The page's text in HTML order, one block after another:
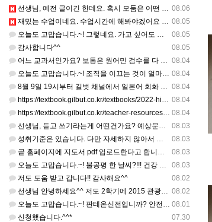
08.06
선생님, 예전 글이긴 한데요. 혹시 모둠은 어떤 식으로 구성하셨을까요? 진단평가를 보시고 모둠장(도우미학생)…
08.05
재밌는 수업이네요. 수업시간에 해봐야겠어요 감사합니다
08.05
오늘도 고맙습니다.~! 그렇네요. 가고 싶어도 다른 사람에게 민폐는 안되는 것... 감사해요. ^^
08.05
감사합니다^^
08.04
어느 교과서인가요? 보통은 원어민 검수를 다 할 것 같은데...
08.04
오늘도 고맙습니다.~! 조직을 이끄는 것이 얼마나 어려운 일일까요? 우선 봉사하는 마음이 필요!!! 감사해요…
08.04
8월 9일 19시부터 길벗 채널에서 일본어 회화 관련 연수를 저작 직강으로 한다고 합니다. 많이 도움이 되실…
08.04
https://textbook.gilbut.co.kr/textbooks/2022-high-school-jap…
08.04
https://textbook.gilbut.co.kr/teacher-resources/2022-high-sc…
08.03
선생님, 듣고 쓰기라는게 어떤건가요? 예상문장 20~30개 중 몇개를 틀어주고 들리는대로 쓰는 건가요? 자세…
08.03
성취기준은 있습니다. 다만 자세하지 않아서 교과서 내용에 맞게 좀 더 구체적으로 재구조화를 하신 선생님이 계…
08.03
곧 홈페이지에 지도서 pdf 업로드한다고 합니다. 이번 주나 다음 주에 e-book 기반 전자저작물도 업로드…
08.03
오늘도 고맙습니다.~! 불공평 한 날씨?!!! 건강 최고 입니다. ^^
08.02
저도 도움 받고 갑니다!! 감사해요^^
08.02
선생님 안녕하세요^^ 저도 2학기에 2015 관광일본어를 평가계획을 세우려고 하는데. ..아무리 찾아도 없어…
08.01
오늘도 고맙습니다.~! 판테온신전입니까? 안전 제일!! ㅎㅎ 감사해요. ^^
07.30
신청했습니다.^^*